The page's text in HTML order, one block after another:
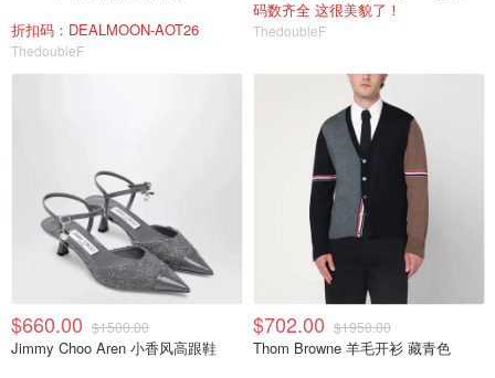
折扣码：DEALMOON-AOT26
ThedoubleF
码数齐全 这很美貌了！
ThedoubleF
$660.00 $1500.00
Jimmy Choo Aren 小香风高跟鞋
$702.00 $1950.00
Thom Browne 羊毛开衫 藏青色